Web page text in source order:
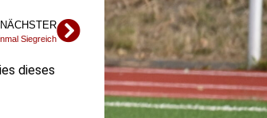
NÄCHSTER
Siegreich
dieses